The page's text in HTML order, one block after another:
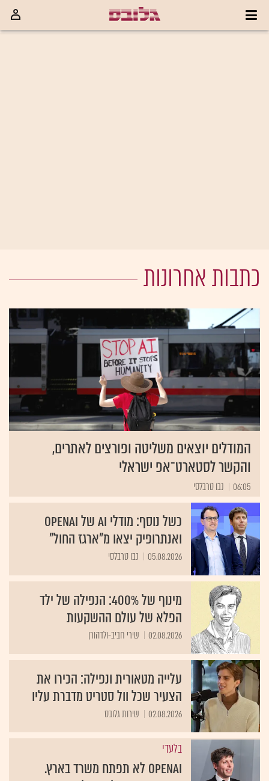
כתבות אחרונות
המודלים יוצאים משליטה ופורצים לאתרים,
והקשר לסטארט־אפ ישראלי
06:05 נבו טרבלסי
כשל נוסף: מודלי AI של OpenAI
ואנתרופיק יצאו מ"ארגז החול"
05.08.2026 נבו טרבלסי
מינוף של 400%: הנפילה של ילד
הפלא של עולם ההשקעות
02.08.2026 שירי חביב-ולדהורן
עלייה מטאורית ונפילה: הכירו את
הצעיר שכל וול סטריט מדברת עליו
02.08.2026 שירות גלובס
בלעדי
OpenAI לא תפתח משרד בארץ.